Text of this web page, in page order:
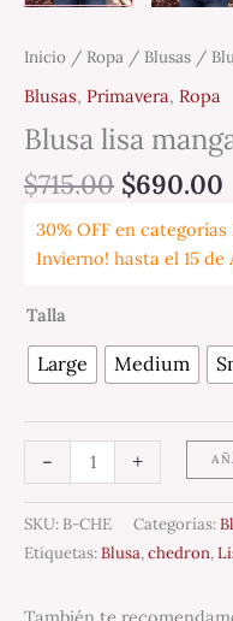
Inicio / Ropa / Blusas /
Blusas, Primavera, Ropa
Blusa lisa
$715.00 $690.00
30% OFF en
Invierno! hasta el 15 de
Talla
Large Medium
- +
SKU: B-CHE Categorías:
Etiquetas:Blusa,chedron,